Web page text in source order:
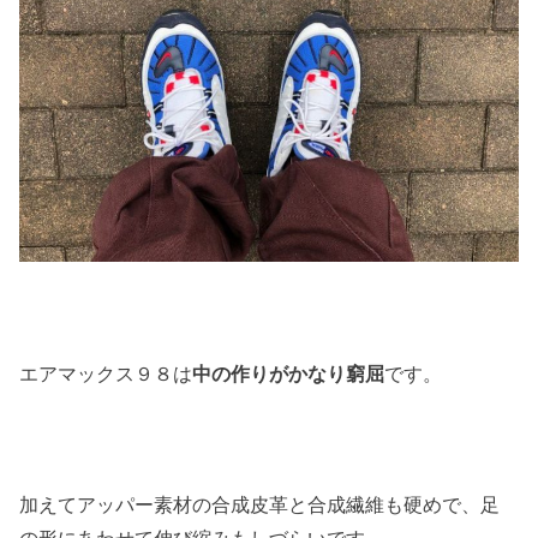
エアマックス９８は中の作りがかなり窮屈です。
加えてアッパー素材の合成皮革と合成繊維も硬めで、足